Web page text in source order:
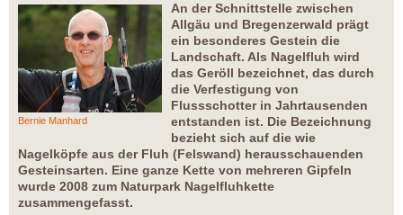
Bernie Manhard
An der Schnittstelle zwischen
Allgäu und Bregenzerwald prägt
ein besonderes Gestein die
Landschaft. Als Nagelfluh wird
das Geröll bezeichnet, das durch
die Verfestigung von
Flussschotter in Jahrtausenden
entstanden ist. Die Bezeichnung
bezieht sich auf die wie
Nagelköpfe aus der Fluh (Felswand) herausschauenden
Gesteinsarten. Eine ganze Kette von mehreren Gipfeln
wurde 2008 zum Naturpark Nagelfluhkette
zusammengefasst.